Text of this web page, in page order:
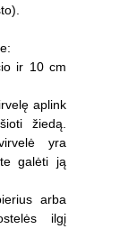
ir 10 cm
aplink
žiedą.
yra
galėti ją
arba
ilgį